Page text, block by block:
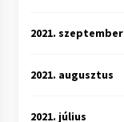
2021. szeptember
2021. augusztus
2021. július